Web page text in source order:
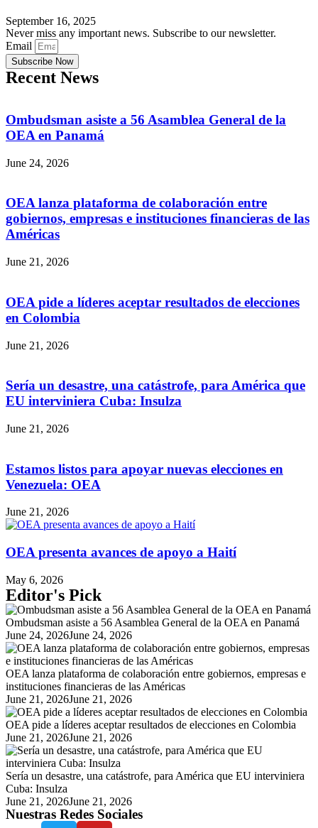
September 16, 2025
Never miss any important news. Subscribe to our newsletter.
Email
Subscribe Now
Recent News
Ombudsman asiste a 56 Asamblea General de la
OEA en Panamá
June 24, 2026
OEA lanza plataforma de colaboración entre
gobiernos, empresas e instituciones financieras de las
Américas
June 21, 2026
OEA pide a líderes aceptar resultados de elecciones
en Colombia
June 21, 2026
Sería un desastre, una catástrofe, para América que
EU interviniera Cuba: Insulza
June 21, 2026
Estamos listos para apoyar nuevas elecciones en
Venezuela: OEA
June 21, 2026
OEA presenta avances de apoyo a Haití
May 6, 2026
Editor's Pick
Ombudsman asiste a 56 Asamblea General de la OEA en Panamá
Posted
on
June 24, 2026June 24, 2026
OEA lanza plataforma de colaboración entre gobiernos, empresas e
instituciones financieras de las Américas
Posted
on
June 21, 2026June 21, 2026
OEA pide a líderes aceptar resultados de elecciones en Colombia
Posted
on
June 21, 2026June 21, 2026
Sería un desastre, una catástrofe, para América que EU interviniera
Cuba: Insulza
Posted
on
June 21, 2026June 21, 2026
Nuestras Redes Sociales